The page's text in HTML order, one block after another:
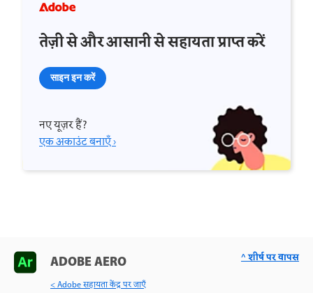
तेज़ी से और आसानी से सहायता प्राप्त करें
साइन इन करें
नए यूज़र हैं?
एक अकाउंट बनाएँ ›
ADOBE AERO
< Adobe सहायता केंद्र पर जाएँ
^ शीर्ष पर वापस